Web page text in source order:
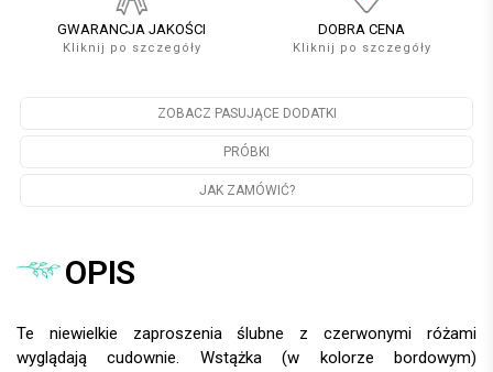
GWARANCJA JAKOŚCI
Kliknij po szczegóły
DOBRA CENA
Kliknij po szczegóły
ZOBACZ PASUJĄCE DODATKI
PRÓBKI
JAK ZAMÓWIĆ?
OPIS
Te niewielkie zaproszenia ślubne z czerwonymi różami
wyglądają cudownie. Wstążka (w kolorze bordowym)